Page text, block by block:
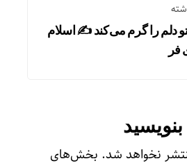
تو دلم را گرم می‌کند ✍️ اسلام
فر
نخواهد شد. بخش‌های